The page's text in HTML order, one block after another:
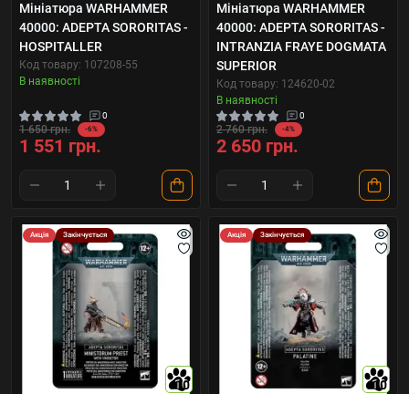
Мініатюра WARHAMMER
40000: ADEPTA SORORITAS -
HOSPITALLER
Код товару: 107208-55
В наявності
0
1 650 грн. -6%
1 551 грн.
Мініатюра WARHAMMER
40000: ADEPTA SORORITAS -
INTRANZIA FRAYE DOGMATA
SUPERIOR
Код товару: 124620-02
В наявності
0
2 760 грн. -4%
2 650 грн.
Акція Закінчується
10
Акція Закінчується
10